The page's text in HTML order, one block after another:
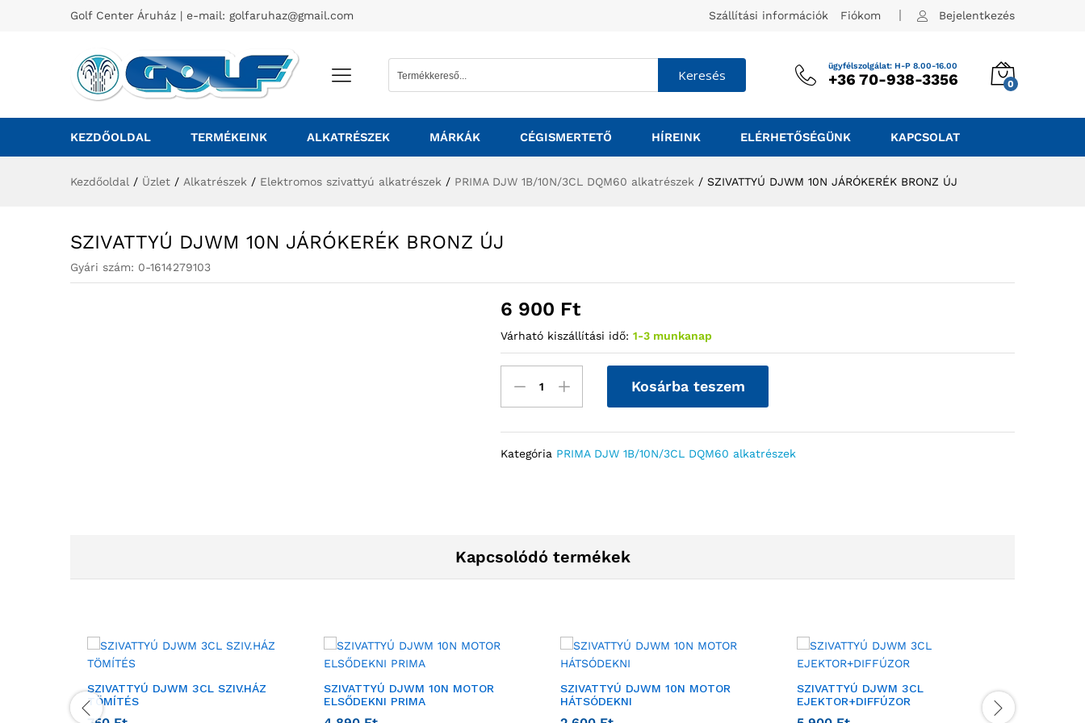
Golf Center Áruház | e-mail: golfaruhaz@gmail.com Szállítási információk Fiókom Bejelentkezés
Keresés
ügyfélszolgálat: H-P 8.00-16.00
+36 70-938-3356 0
KEZDŐOLDAL TERMÉKEINK ALKATRÉSZEK MÁRKÁK CÉGISMERTETŐ HÍREINK ELÉRHETŐSÉGÜNK KAPCSOLAT
Kezdőoldal / Üzlet / Alkatrészek / Elektromos szivattyú alkatrészek / PRIMA DJW 1B/10N/3CL DQM60 alkatrészek / SZIVATTYÚ DJWM 10N JÁRÓKERÉK BRONZ ÚJ
SZIVATTYÚ DJWM 10N JÁRÓKERÉK BRONZ ÚJ
Gyári szám: 0-1614279103
6 900 Ft
Várható kiszállítási idő: 1-3 munkanap
Kosárba teszem
Kategória PRIMA DJW 1B/10N/3CL DQM60 alkatrészek
Kapcsolódó termékek
SZIVATTYÚ DJWM 3CL SZIV.HÁZ
TÖMÍTÉS
SZIVATTYÚ DJWM 10N MOTOR
ELSŐDEKNI PRIMA
SZIVATTYÚ DJWM 10N MOTOR
HÁTSÓDEKNI
SZIVATTYÚ DJWM 3CL
EJEKTOR+DIFFÚZOR